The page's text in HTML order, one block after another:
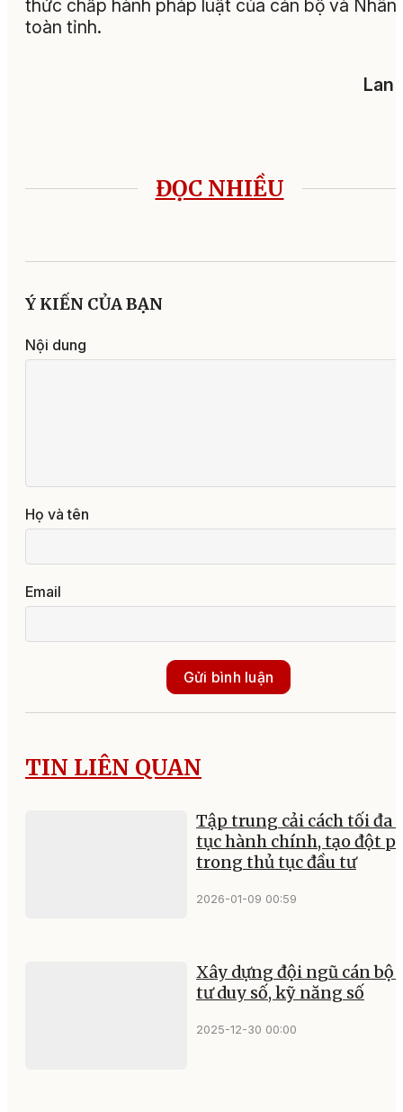
thức chấp hành pháp luật của cán bộ và Nhân
toàn tỉnh.
Lan
ĐỌC NHIỀU
Ý KIẾN CỦA BẠN
Nội dung
Họ và tên
Email
Gửi bình luận
TIN LIÊN QUAN
Tập trung cải cách tối đa
tục hành chính, tạo đột
trong thủ tục đầu tư
2026-01-09 00:59
Xây dựng đội ngũ cán bộ
tư duy số, kỹ năng số
2025-12-30 00:00